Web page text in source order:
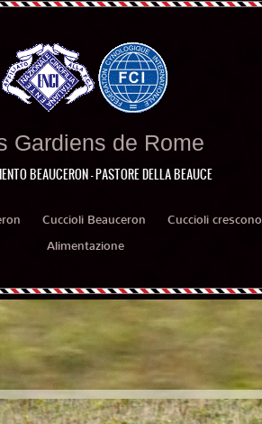
Gardiens de Rome
BEAUCERON - PASTORE DELLA BEAUCE
Cuccioli Beauceron Cuccioli crescono
Alimentazione